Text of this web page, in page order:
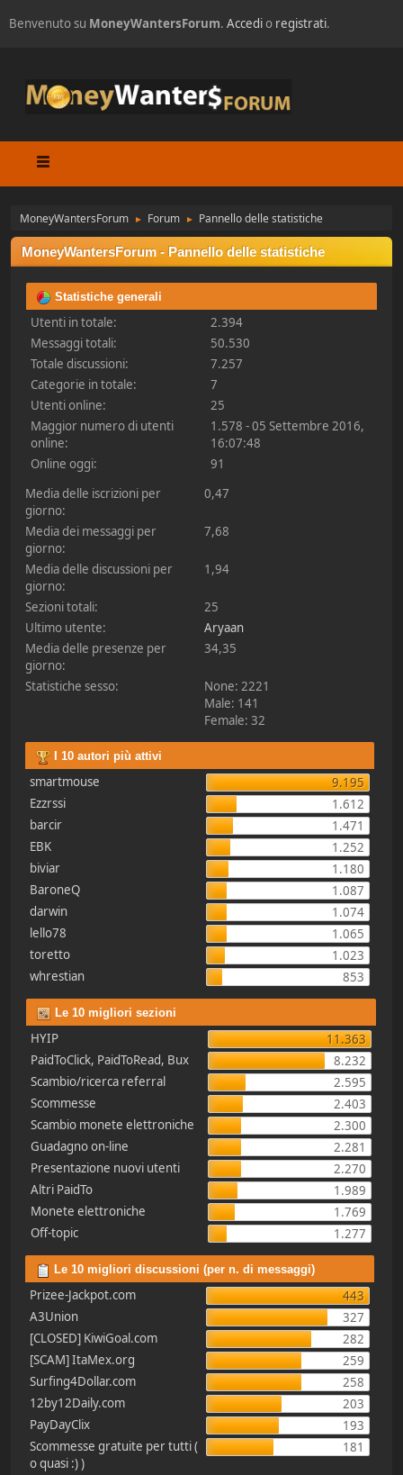
Benvenuto su MoneyWantersForum. Accedio registrati.
MoneyWantersForum ► Forum ► Pannello delle statistiche
MoneyWantersForum - Pannello delle statistiche
Statistiche generali
Utenti in totale:
2.394
Messaggi totali:
50.530
Totale discussioni:
7.257
Categorie in totale:
7
Utenti online:
25
Maggior numero di utenti
online:
1.578 - 05 Settembre 2016,
16:07:48
Online oggi:
91
Media delle iscrizioni per
giorno:
0,47
Media dei messaggi per
giorno:
7,68
Media delle discussioni per
giorno:
1,94
Sezioni totali:
25
Ultimo utente:
Aryaan
Media delle presenze per
giorno:
34,35
Statistiche sesso:
None: 2221
Male: 141
Female: 32
I 10 autori più attivi
smartmouse
9.195
Ezzrssi
1.612
barcir
1.471
EBK
1.252
biviar
1.180
BaroneQ
1.087
darwin
1.074
lello78
1.065
toretto
1.023
whrestian
853
Le 10 migliori sezioni
HYIP
11.363
PaidToClick, PaidToRead, Bux
8.232
Scambio/ricerca referral
2.595
Scommesse
2.403
Scambio monete elettroniche
2.300
Guadagno on-line
2.281
Presentazione nuovi utenti
2.270
Altri PaidTo
1.989
Monete elettroniche
1.769
Off-topic
1.277
Le 10 migliori discussioni (per n. di messaggi)
Prizee-Jackpot.com
443
A3Union
327
[CLOSED] KiwiGoal.com
282
[SCAM] ItaMex.org
259
Surfing4Dollar.com
258
12by12Daily.com
203
PayDayClix
193
Scommesse gratuite per tutti (
o quasi :) )
181